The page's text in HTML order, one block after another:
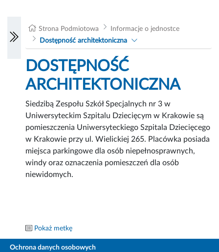
Strona Podmiotowa
Informacje o jednostce
Dostępność architektoniczna
DOSTĘPNOŚĆ
ARCHITEKTONICZNA
Siedzibą Zespołu Szkół Specjalnych nr 3 w
Uniwersyteckim Szpitalu Dziecięcym w Krakowie są
pomieszczenia Uniwersyteckiego Szpitala Dziecięcego
w Krakowie przy ul. Wielickiej 265. Placówka posiada
miejsca parkingowe dla osób niepełnosprawnych,
windy oraz oznaczenia pomieszczeń dla osób
niewidomych.
Pokaż metkę
Ochrona danych osobowych